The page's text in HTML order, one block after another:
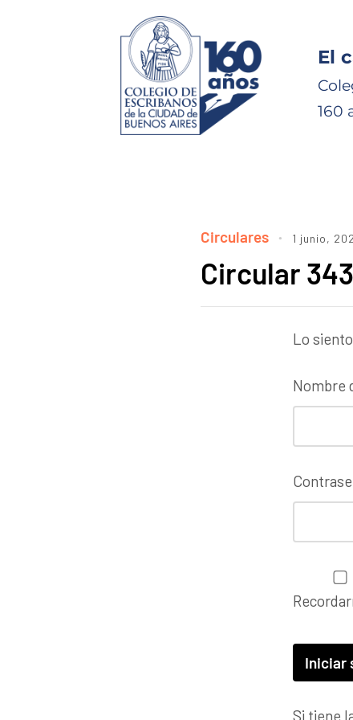
El
160
Circulares 1 junio,
Circular
Lo
Nombre
Si tiene